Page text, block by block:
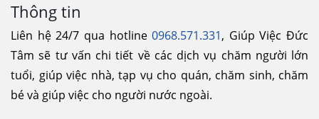
Thông tin
Liên hệ 24/7 qua hotline0968.571.331, Giúp Việc Đức
Tâm sẽ tư vấn chi tiết về các dịch vụ chăm người lớn
tuổi, giúp việc nhà, tạp vụ cho quán, chăm sinh, chăm
bé và giúp việc cho người nước ngoài.